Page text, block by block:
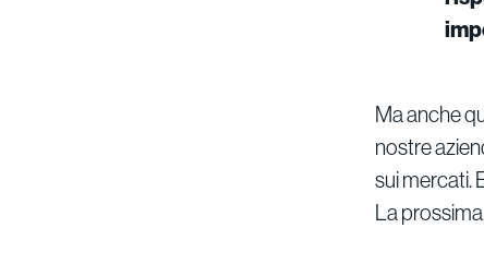
Ma anche
nostre
sui mercati.
La